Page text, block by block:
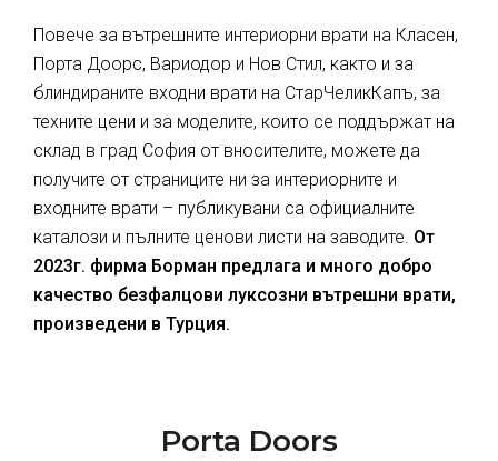
Повече за вътрешните интериорни врати на Класен,
Порта Доорс, Вариодор и Нов Стил, както и за
блиндираните входни врати на СтарЧеликКапъ, за
техните цени и за моделите, които се поддържат на
склад в град София от вносителите, можете да
получите от страниците ни за интериорните и
входните врати – публикувани са официалните
каталози и пълните ценови листи на заводите. От
2023г. фирма Борман предлага и много добро
качество безфалцови луксозни вътрешни врати,
произведени в Турция.
Porta Doors